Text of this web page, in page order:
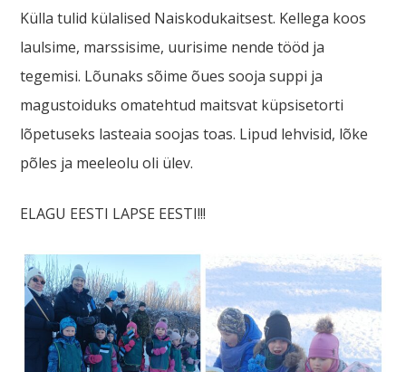
Külla tulid külalised Naiskodukaitsest. Kellega koos
laulsime, marssisime, uurisime nende tööd ja
tegemisi. Lõunaks sõime õues sooja suppi ja
magustoiduks omatehtud maitsvat küpsisetorti
lõpetuseks lasteaia soojas toas. Lipud lehvisid, lõke
põles ja meeleolu oli ülev.
ELAGU EESTI LAPSE EESTI!!!